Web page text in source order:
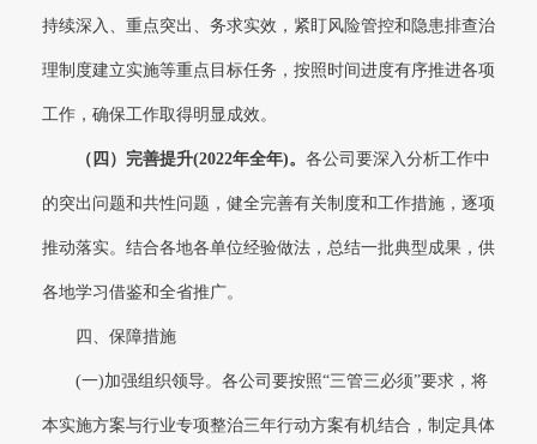
持续深入、重点突出、务求实效，紧盯风险管控和隐患排查治
理制度建立实施等重点目标任务，按照时间进度有序推进各项
工作，确保工作取得明显成效。
（四）完善提升(2022年全年)。 各公司要深入分析工作中
的突出问题和共性问题，健全完善有关制度和工作措施，逐项
推动落实。结合各地各单位经验做法，总结一批典型成果，供
各地学习借鉴和全省推广。
四、保障措施
(一)加强组织领导。各公司要按照“三管三必须”要求，将
本实施方案与行业专项整治三年行动方案有机结合，制定具体